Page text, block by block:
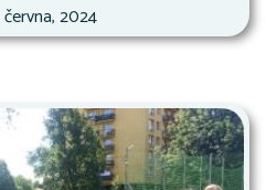
června, 2024